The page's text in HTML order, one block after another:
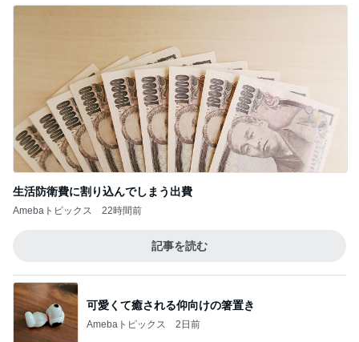
生活防衛費に割り込んでしまう出費
Amebaトピックス 22時間前
記事を読む
可愛くて癒される仰向けの箸置き
Amebaトピックス 2日前